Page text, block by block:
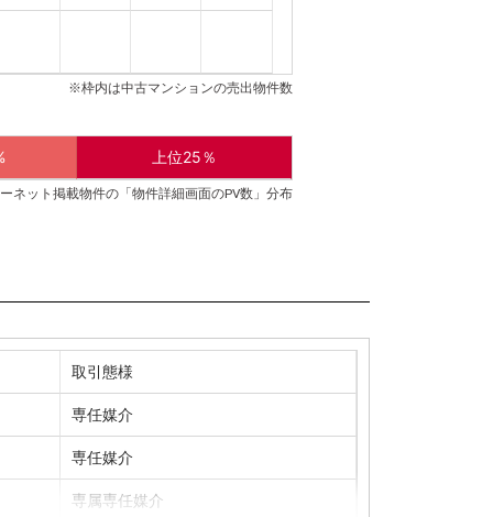
※枠内は中古マンションの売出物件数
上位25％
ネット掲載物件の「物件詳細画面のPV数」分布
取引態様
専任媒介
専任媒介
専属専任媒介